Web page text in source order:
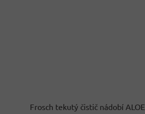
Frosch tekutý čistič nádobí